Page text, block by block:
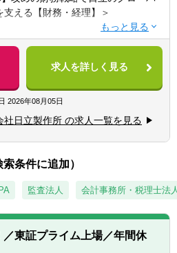
グに代表される超精密機械加工部品
ーターやセンサー、半導体など、幅
技術により高精度な製品を世界に供
り、
フィス、インフラなどあらゆるシー
入れられ、人々が生活するのに欠か
唯一無二の「相合」精密部品メーカ
、2022年3月期においては1兆円を達
連続で過去最高を更新中。
売上高2.5兆円、営業利益2,500億円
むけ、「オーガニック（自律）成
海外進出】
点以上
しくは連結決算のご経験をお持ち
上)
人物像】※期待行動・コンピテンシ
共通（日立グループコンピテンシ
ーマンスを最大限に発揮できる安心
的な発言と成長を支援する。
& Society Focus（顧客・社会起
）：
支える【財務・経理】＞
織名】
本部 経理部 もしくは 財務戦略部
要】
本部は、CFOの下で中期経営計画・
算の取りまとめや作成など、日立グ
体の経理財務を統括する部署です。
の取りまとめや分析を行う受け身の
なく、グループ各社や各ビジネスユ
積極的に関わり、それぞれの経営戦
戦略」を進めています。
グループ会社と共に実績の分析や将
た改善策の議論を行い、必要に応じ
求人を詳しく見る
2026年08月05日
社日立製作所 の求人一覧を見る
索条件に追加）
監査法人 会計事務所・税理士法
／東証プライム上場／年間休